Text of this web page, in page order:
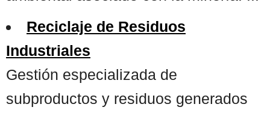
Reciclaje de Residuos
Industriales
Gestión especializada de
subproductos y residuos generados